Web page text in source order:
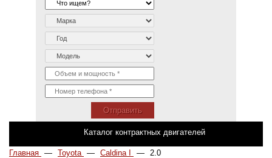
Отправить
Каталог контрактных двигателей
Главная — Toyota — Caldina I — 2.0